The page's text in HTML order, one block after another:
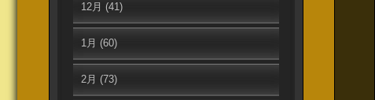
12月 (41)
1月 (60)
2月 (73)